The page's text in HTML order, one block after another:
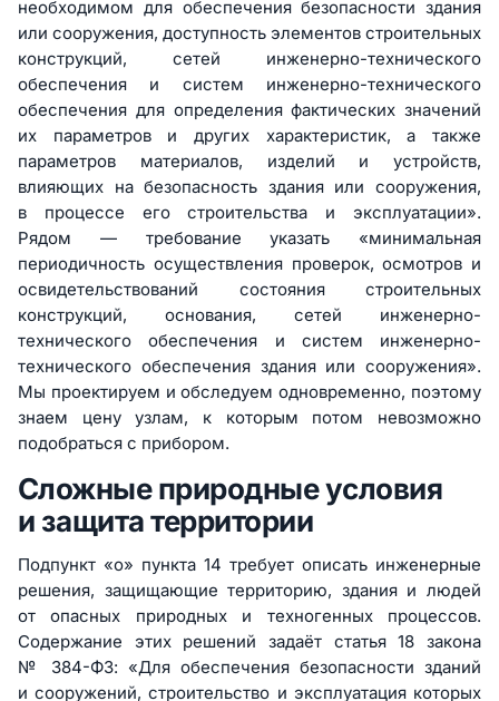
необходимом для обеспечения безопасности здания
или сооружения, доступность элементов строительных
конструкций, сетей инженерно-технического
обеспечения и систем инженерно-технического
обеспечения для определения фактических значений
их параметров и других характеристик, а также
параметров материалов, изделий и устройств,
влияющих на безопасность здания или сооружения,
в процессе его строительства и эксплуатации».
Рядом — требование указать «минимальная
периодичность осуществления проверок, осмотров и
освидетельствований состояния строительных
конструкций, основания, сетей инженерно-
технического обеспечения и систем инженерно-
технического обеспечения здания или сооружения».
Мы проектируем и обследуем одновременно, поэтому
знаем цену узлам, к которым потом невозможно
подобраться с прибором.
Сложные природные условия
и защита территории
Подпункт «о» пункта 14 требует описать инженерные
решения, защищающие территорию, здания и людей
от опасных природных и техногенных процессов.
Содержание этих решений задаёт статья 18 закона
№ 384-ФЗ: «Для обеспечения безопасности зданий
и сооружений, строительство и эксплуатация которых